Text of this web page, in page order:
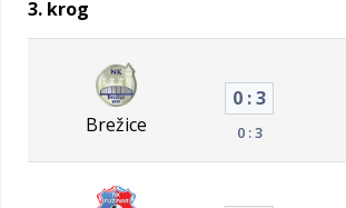
3. krog
Brežice
0 : 3
0 : 3